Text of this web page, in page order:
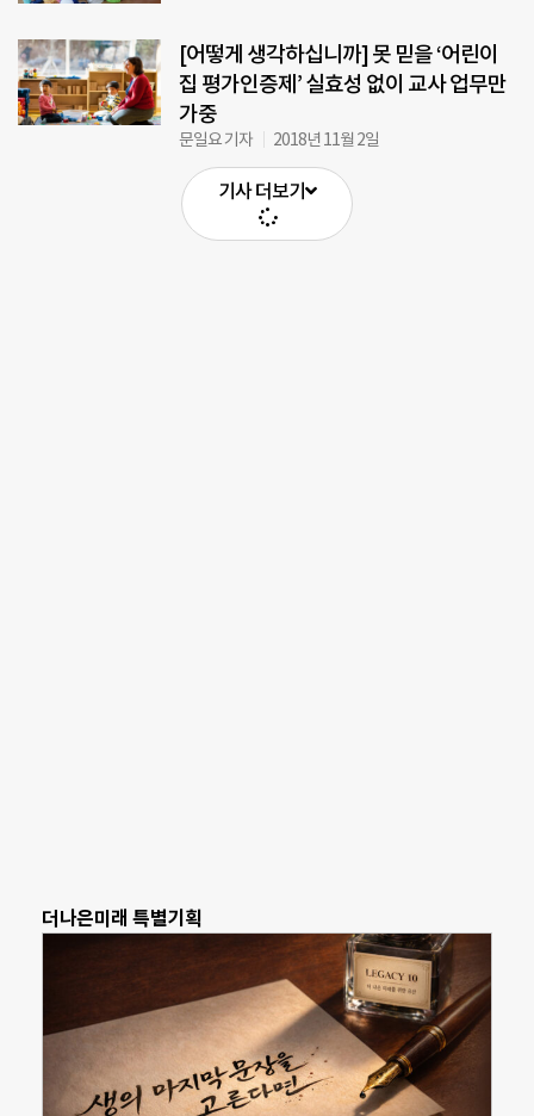
[어떻게 생각하십니까] 못 믿을 ‘어린이
집 평가인증제’ 실효성 없이 교사 업무만
가중
문일요 기자 2018년 11월 2일
기사 더보기
더나은미래 특별기획